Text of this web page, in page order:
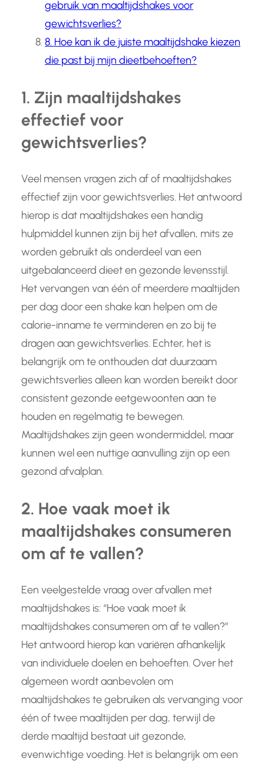
gebruik van maaltijdshakes voor
gewichtsverlies?
8. Hoe kan ik de juiste maaltijdshake kiezen
die past bij mijn dieetbehoeften?
1. Zijn maaltijdshakes
effectief voor
gewichtsverlies?
Veel mensen vragen zich af of maaltijdshakes
effectief zijn voor gewichtsverlies. Het antwoord
hierop is dat maaltijdshakes een handig
hulpmiddel kunnen zijn bij het afvallen, mits ze
worden gebruikt als onderdeel van een
uitgebalanceerd dieet en gezonde levensstijl.
Het vervangen van één of meerdere maaltijden
per dag door een shake kan helpen om de
calorie-inname te verminderen en zo bij te
dragen aan gewichtsverlies. Echter, het is
belangrijk om te onthouden dat duurzaam
gewichtsverlies alleen kan worden bereikt door
consistent gezonde eetgewoonten aan te
houden en regelmatig te bewegen.
Maaltijdshakes zijn geen wondermiddel, maar
kunnen wel een nuttige aanvulling zijn op een
gezond afvalplan.
2. Hoe vaak moet ik
maaltijdshakes consumeren
om af te vallen?
Een veelgestelde vraag over afvallen met
maaltijdshakes is: “Hoe vaak moet ik
maaltijdshakes consumeren om af te vallen?”
Het antwoord hierop kan variëren afhankelijk
van individuele doelen en behoeften. Over het
algemeen wordt aanbevolen om
maaltijdshakes te gebruiken als vervanging voor
één of twee maaltijden per dag, terwijl de
derde maaltijd bestaat uit gezonde,
evenwichtige voeding. Het is belangrijk om een